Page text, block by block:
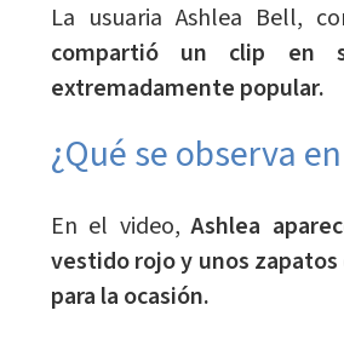
La usuaria Ashlea Bell,
compartió un clip en
extremadamente popular.
¿Qué se observa
En el video,Ashlea
vestido rojo y unos
para la ocasión.